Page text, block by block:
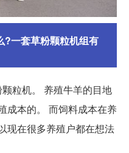
?一套草粉颗粒机组有
粒机。 养殖牛羊的目地
成本的。 而饲料成本在养
现在很多养殖户都在想法